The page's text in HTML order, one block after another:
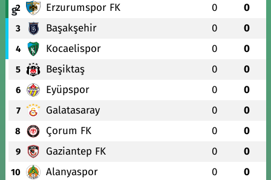
2 Erzurumspor FK 0 0
3 Başakşehir 0 0
4 Kocaelispor 0 0
5 Beşiktaş 0 0
6 Eyüpspor 0 0
7 Galatasaray 0 0
8 Çorum FK 0 0
9 Gaziantep FK 0 0
10 Alanyaspor 0 0